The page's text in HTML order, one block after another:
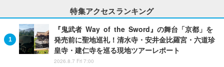
特集アクセスランキング
『鬼武者 Way of the Sword』の舞台「京都」を
発売前に聖地巡礼！清水寺・安井金比羅宮・六道珍
皇寺・建仁寺を巡る現地ツアーレポート
2026.8.7 Fri 7:00